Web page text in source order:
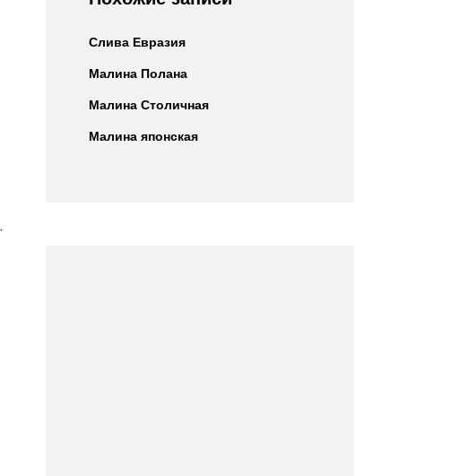
Слива Евразия
Малина Полана
Малина Столичная
Малина японская